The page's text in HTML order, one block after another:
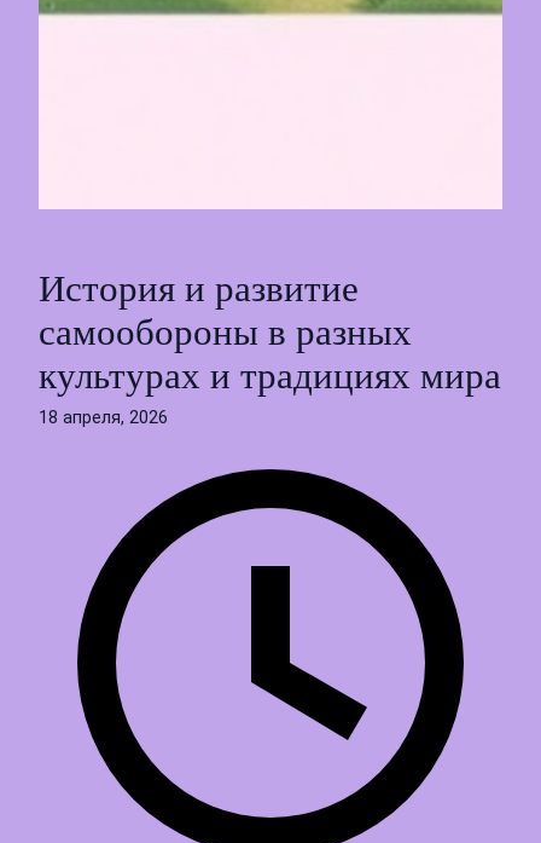
История и развитие
самообороны в разных
культурах и традициях мира
18 апреля, 2026